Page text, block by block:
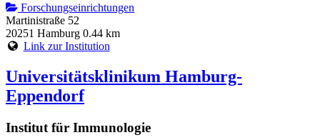
Forschungseinrichtungen
Martinistraße 52
20251 Hamburg 0.44 km
Link zur Institution
Universitätsklinikum Hamburg-
Eppendorf
Institut für Immunologie